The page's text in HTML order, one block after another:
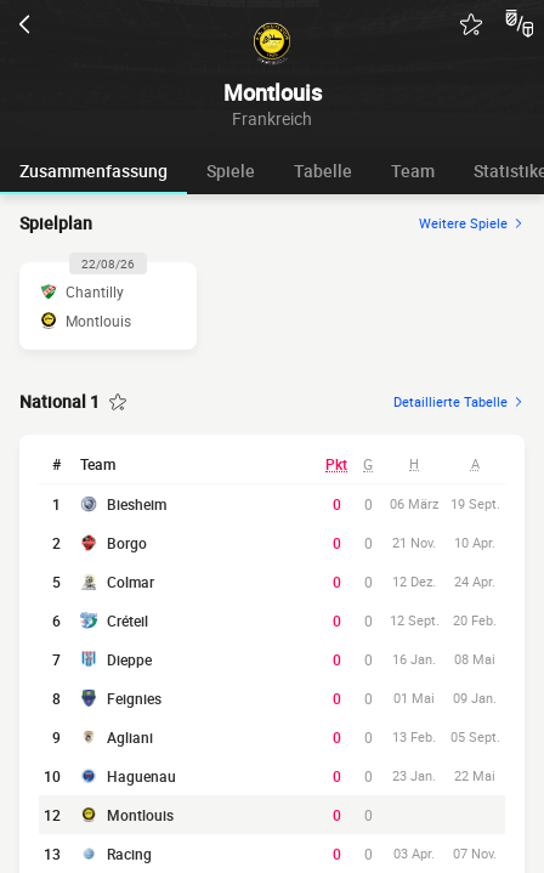
Montlouis
Frankreich
Zusammenfassung Spiele Tabelle Team
Spielplan Weitere Spiele
22/08/26
Chantilly
Montlouis
National 1 Detaillierte Tabelle
# Team Pkt G H A
1 Biesheim 0 0 06 März 19 Sept.
2 Borgo 0 0 21 Nov. 10 Apr.
5 Colmar 0 0 12 Dez. 24 Apr.
6 Créteil 0 0 12 Sept. 20 Feb.
7 Dieppe 0 0 16 Jan. 08 Mai
8 Feignies 0 0 01 Mai 09 Jan.
9 Agliani 0 0 13 Feb. 05 Sept.
10 Haguenau 0 0 23 Jan. 22 Mai
12 Montlouis 0
0
13
Racing 0 0 03 Apr. 07 Nov.